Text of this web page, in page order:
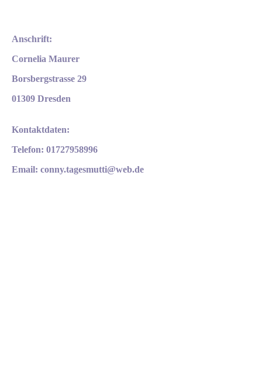
Anschrift:
Cornelia Maurer
Borsbergstrasse 29
01309 Dresden
Kontaktdaten:
Telefon: 01727958996
Email: conny.tagesmutti@web.de